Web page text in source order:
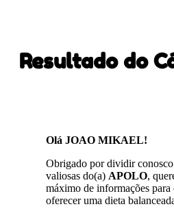
Resultado do
Olá JOAO MIKAEL!
Obrigado por dividir
valiosas do(a) APOLO,
máximo de informações para
oferecer uma dieta